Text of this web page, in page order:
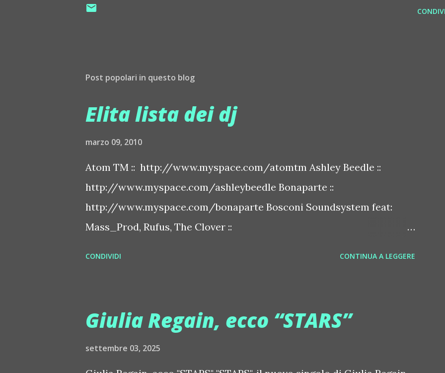
Post popolari in questo blog
Elita lista dei dj
marzo 09, 2010
Atom TM :: http://www.myspace.com/atomtm Ashley Beedle ::
http://www.myspace.com/ashleybeedle Bonaparte ::
http://www.myspace.com/bonaparte Bosconi Soundsystem feat:
Mass_Prod, Rufus, The Clover ::
Jehsrani :: http://www.myspace.com/metroarea Deian ::
http://www.myspace.com/deiansong Dixon ::
CONDIVIDI CONTINUA A LEGGERE
Giulia Regain, ecco “STARS”
settembre 03, 2025